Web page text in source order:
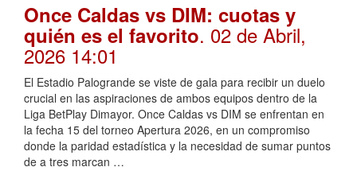
Once Caldas vs DIM: cuotas y
quién es el favorito. 02 de Abril,
2026 14:01
El Estadio Palogrande se viste de gala para recibir un duelo
crucial en las aspiraciones de ambos equipos dentro de la
Liga BetPlay Dimayor. Once Caldas vs DIM se enfrentan en
la fecha 15 del torneo Apertura 2026, en un compromiso
donde la paridad estadística y la necesidad de sumar puntos
de a tres marcan …